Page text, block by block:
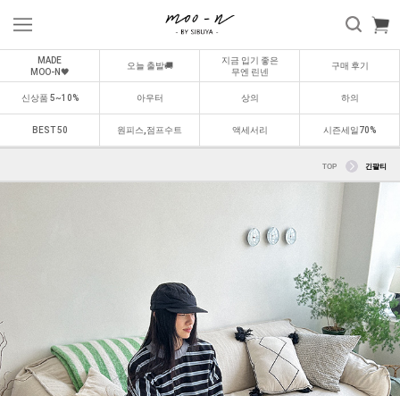
MADE
MOO-N🖤
오늘 출발🚚
지금 입기 좋은
무엔 린넨
구매 후기
신상품 5~10% 아우터 상의 하의
BEST 50 원피스,점프수트 액세서리 시즌세일70%
TOP 긴팔티